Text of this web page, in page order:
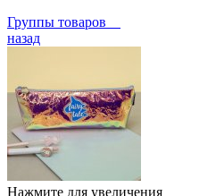
Группы товаров
назад
Нажмите для увеличения